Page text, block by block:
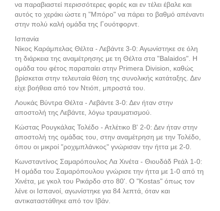
να παραβιαστεί περισσότερες φορές και εν τέλει έβαλε και
αυτός το χεράκι ώστε η "Μπόρο" να πάρει το βαθμό απέναντι
στην πολύ καλή ομάδα της Γουότφορντ.
Ισπανία
Νίκος Καράμπελας Θέλτα - Λεβάντε 3-0: Αγωνίστηκε σε όλη
τη διάρκεια της αναμέτρησης με τη Θέλτα στα "Balaidos". Η
ομάδα του φέτος παραπαίει στην Primera Division, καθώς
βρίσκεται στην τελευταία θέση της συνολικής κατάταξης. Δεν
είχε βοήθεια από τον Ντιόπ, μπροστά του.
Λουκάς Βύντρα Θέλτα - Λεβάντε 3-0: Δεν ήταν στην
αποστολή της Λεβάντε, λόγω τραυματισμού.
Κώστας Ρουγκάλας Τολέδο - Ατλέτικο Β' 2-0: Δεν ήταν στην
αποστολή της ομάδας του, στην αναμέτρηση με την Τολέδο,
όπου οι μικροί "ροχιμπλάνκος" γνώρισαν την ήττα με 2-0.
Κωνσταντίνος Σαμαρόπουλος Λα Χινέτα - Θιουδάδ Ρεάλ 1-0:
Η ομάδα του Σαμαρόπουλου γνώρισε την ήττα με 1-0 από τη
Χινέτα, με γκολ του Ρικάρδο στο 80'. Ο "Kostas" όπως τον
λένε οι Ισπανοί, αγωνίστηκε για 84 λεπτά, όταν και
αντικαταστάθηκε από τον Ιβάν.